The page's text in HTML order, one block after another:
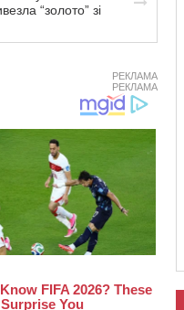
“золото” зі
РЕКЛАМА
РЕКЛАМА